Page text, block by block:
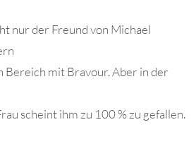
nur der Freund von Michael
Bereich mit Bravour. Aber in der
scheint ihm zu 100 % zu gefallen.